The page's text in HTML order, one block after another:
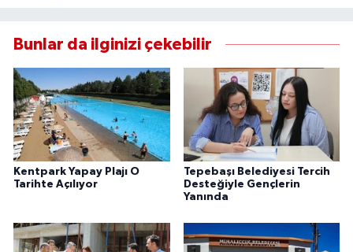
Bunlar da ilginizi çekebilir
Kentpark Yapay Plajı O
Tarihte Açılıyor
Tepebaşı Belediyesi Tercih
Desteğiyle Gençlerin
Yanında